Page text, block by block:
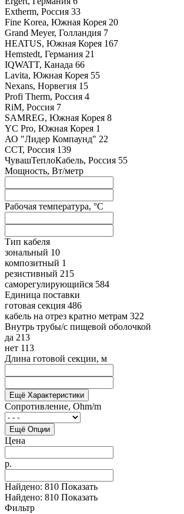
Extherm, Россия 33
Fine Korea, Южная Корея 20
Grand Meyer, Голландия 7
HEATUS, Южная Корея 167
Hemstedt, Германия 21
IQWATT, Канада 66
Lavita, Южная Корея 55
Nexans, Норвегия 15
Profi Therm, Россия 4
RiM, Россия 7
SAMREG, Южная Корея 8
YC Pro, Южная Корея 1
АО "Лидер Компаунд" 22
ССТ, Россия 139
ЧувашТеплоКабель, Россия 55
Мощность, Вт/метр
Рабочая температура, °C
Тип кабеля
зональный 10
композитный 1
резистивный 215
саморегулирующийся 584
Единица поставки
готовая секция 486
кабель на отрез кратно метрам 322
Внутрь трубы/с пищевой оболочкой
да 213
нет 113
Длина готовой секции, м
Ещё Характеристики
Сопротивление, Ohm/m
Ещё Опции
Цена
р.
Найдено: 810 Показать
Найдено: 810 Показать
Фильтр